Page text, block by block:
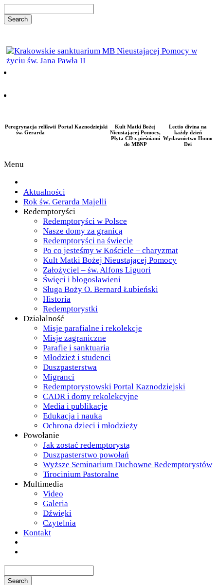
Lectio divina na
każdy dzień
Wydawnictwo Homo
Dei
Kult Matki Bożej
Nieustającej Pomocy,
Płyta CD z pieśniami
do MBNP
Portal Kaznodziejski
Peregrynacja relikwii
św. Gerarda
Menu
Aktualności
Rok św. Gerarda Majelli
Redemptoryści
Redemptoryści w Polsce
Nasze domy za granicą
Redemptoryści na świecie
Po co jesteśmy w Kościele – charyzmat
Kult Matki Bożej Nieustającej Pomocy
Założyciel – św. Alfons Liguori
Święci i błogosławieni
Sługa Boży O. Bernard Łubieński
Historia
Redemptorystki
Działalność
Misje parafialne i rekolekcje
Misje zagraniczne
Parafie i sanktuaria
Młodzież i studenci
Duszpasterstwa
Migranci
Redemptorystowski Portal Kaznodziejski
CADR i domy rekolekcyjne
Media i publikacje
Edukacja i nauka
Ochrona dzieci i młodzieży
Powołanie
Jak zostać redemptorystą
Duszpasterstwo powołań
Wyższe Seminarium Duchowne Redemptorystów
Tirocinium Pastoralne
Multimedia
Video
Galeria
Dźwięki
Czytelnia
Kontakt